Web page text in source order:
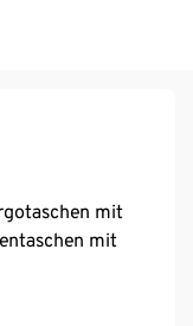
mit
mit